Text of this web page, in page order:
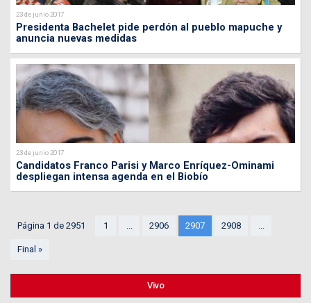
23 de junio 2017
Presidenta Bachelet pide perdón al pueblo mapuche y
anuncia nuevas medidas
23 de junio 2017
Candidatos Franco Parisi y Marco Enríquez-Ominami
despliegan intensa agenda en el Biobío
Página 1 de 2951 1 ... 2906 2907 2908 ...
Final »
Vivo